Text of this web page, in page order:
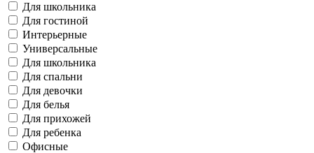
Для школьника
Для гостиной
Интерьерные
Универсальные
Для школьника
Для спальни
Для девочки
Для белья
Для прихожей
Для ребенка
Офисные